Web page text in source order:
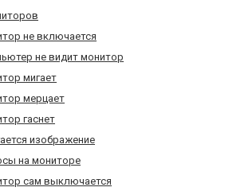
не включается
не видит монитор
мигает
мерцает
гаснет
изображение
на мониторе
сам выключается